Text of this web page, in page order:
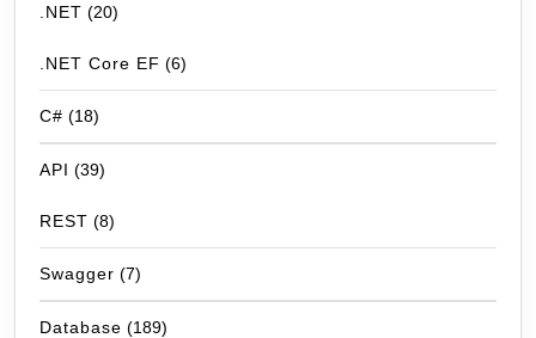
.NET (20)
.NET Core EF (6)
C# (18)
API (39)
REST (8)
Swagger (7)
Database (189)